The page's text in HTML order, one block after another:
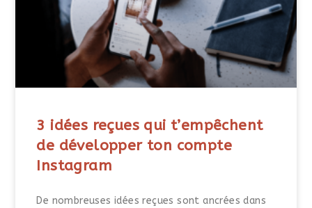
3 idées reçues qui t’empêchent
de développer ton compte
Instagram
De nombreuses idées reçues sont ancrées dans